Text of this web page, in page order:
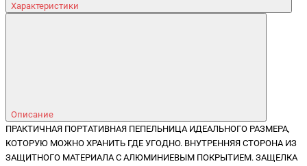
Характеристики
Описание
ПРАКТИЧНАЯ ПОРТАТИВНАЯ ПЕПЕЛЬНИЦА ИДЕАЛЬНОГО РАЗМЕРА,
КОТОРУЮ МОЖНО ХРАНИТЬ ГДЕ УГОДНО. ВНУТРЕННЯЯ СТОРОНА ИЗ
ЗАЩИТНОГО МАТЕРИАЛА С АЛЮМИНИЕВЫМ ПОКРЫТИЕМ. ЗАЩЕЛКА